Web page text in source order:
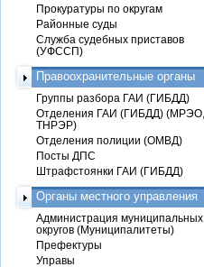
Прокуратуры по округам
Районные суды
Служба судебных приставов
(УФССП)
Правоохранительные органы
Группы разбора ГАИ (ГИБДД)
Отделения ГАИ (ГИБДД) (МРЭО,
ТНРЭР)
Отделения полиции (ОМВД)
Посты ДПС
Штрафстоянки ГАИ (ГИБДД)
Органы местного управления
Администрация муниципальных
округов (Муниципалитеты)
Префектуры
Управы